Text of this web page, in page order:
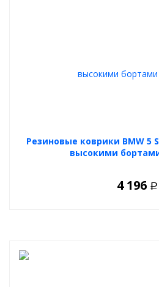
Резиновые коврики BMW 5
высокими
4 196 Р